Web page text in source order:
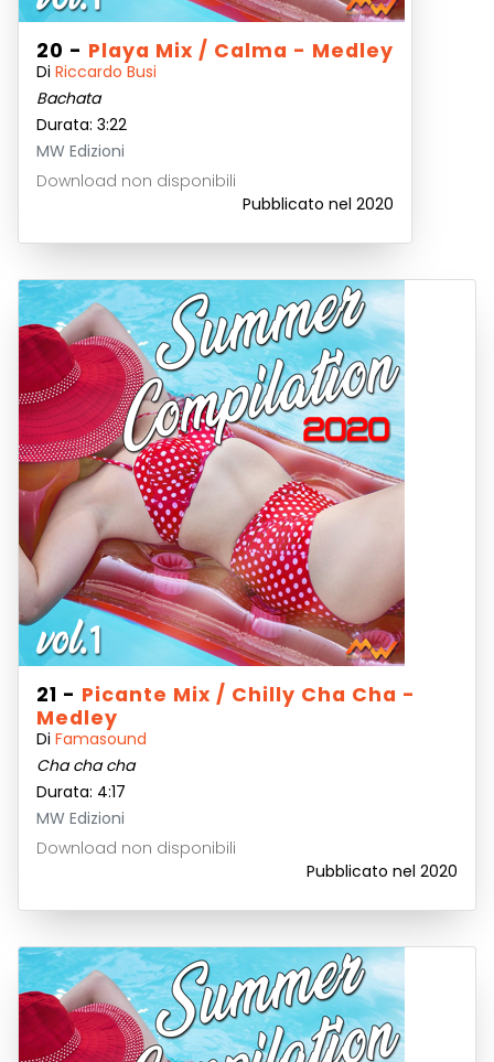
20 - Playa Mix / Calma - Medley
Di Riccardo Busi
Bachata
Durata: 3:22
MW Edizioni
Download non disponibili
Pubblicato nel 2020
21 - Picante Mix / Chilly Cha Cha -
Medley
Di Famasound
Cha cha cha
Durata: 4:17
MW Edizioni
Download non disponibili
Pubblicato nel 2020